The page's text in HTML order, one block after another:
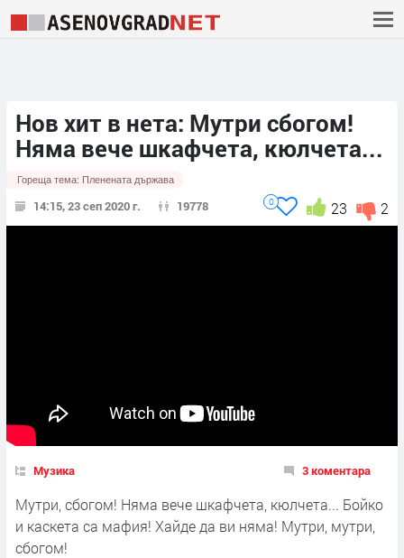
Нов хит в нета: Мутри сбогом!
Няма вече шкафчета, кюлчета...
Гореща тема: Пленената държава
14:15, 23 сеп 2020 г. 19778 2
23
0
Музика 3 коментара
Мутри, сбогом! Няма вече шкафчета, кюлчета... Бойко
и каскета са мафия! Хайде да ви няма! Мутри, мутри,
сбогом!